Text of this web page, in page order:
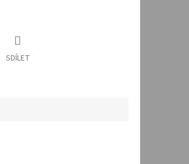
SDÍLET